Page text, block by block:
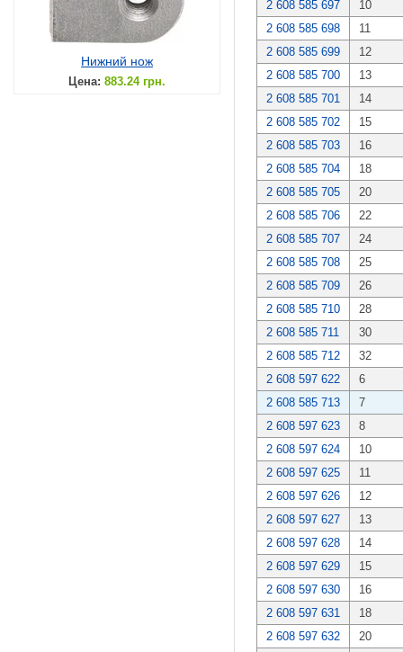
Нижний нож
Цена: 883.24 грн.
2 608 585 697
10
2 608 585 698
11
2 608 585 699
12
2 608 585 700
13
2 608 585 701
14
2 608 585 702
15
2 608 585 703
16
2 608 585 704
18
2 608 585 705
20
2 608 585 706
22
2 608 585 707
24
2 608 585 708
25
2 608 585 709
26
2 608 585 710
28
2 608 585 711
30
2 608 585 712
32
2 608 597 622
6
2 608 585 713
7
2 608 597 623
8
2 608 597 624
10
2 608 597 625
11
2 608 597 626
12
2 608 597 627
13
2 608 597 628
14
2 608 597 629
15
2 608 597 630
16
2 608 597 631
18
2 608 597 632
20